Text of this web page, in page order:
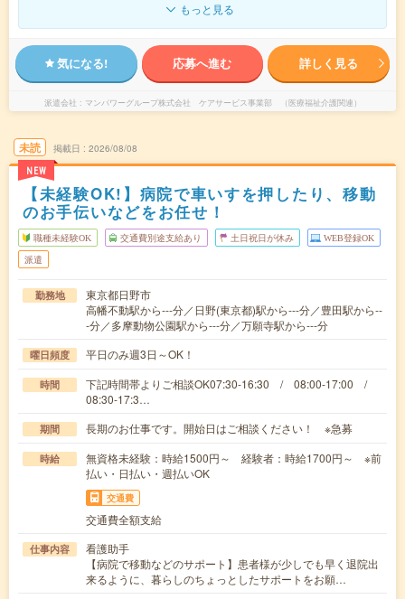
もっと見る
気になる! 応募へ進む 詳しく見る
派遣会社 マンパワーグループ株式会社 ケアサービス事業部 （医療福祉介護関連）
未読
NEW
掲載日 2026/08/08
【未経験OK!】病院で車いすを押したり、移動
のお手伝いなどをお任せ！
職種未経験OK 交通費別途支給あり 土日祝日が休み WEB登録OK
派遣
勤務地
東京都日野市
高幡不動駅から---分／日野(東京都)駅から---分／豊田駅から--
-分／多摩動物公園駅から---分／万願寺駅から---分
曜日頻度 平日のみ週3日～OK！
時間
下記時間帯よりご相談OK07:30-16:30 / 08:00-17:00 /
08:30-17:3…
期間 長期のお仕事です。開始日はご相談ください！ ※急募
時給
無資格未経験：時給1500円～ 経験者：時給1700円～ ※前
払い・日払い・週払いOK
交通費
交通費全額支給
仕事内容
看護助手
【病院で移動などのサポート】患者様が少しでも早く退院出
来るように、暮らしのちょっとしたサポートをお願…